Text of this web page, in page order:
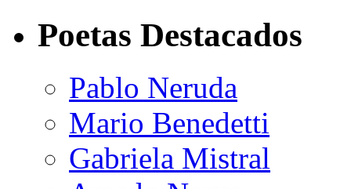
Poetas Destacados
Pablo Neruda
Mario Benedetti
Gabriela Mistral